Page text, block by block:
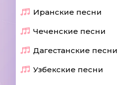
Иранские песни
Чеченские песни
Дагестанские песни
Узбекские песни